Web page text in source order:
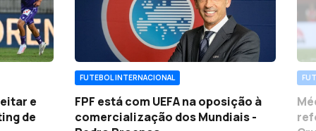
e
de
FUTEBOL INTERNACIONAL
FPF está com UEFA na oposição à
comercialização dos Mundiais -